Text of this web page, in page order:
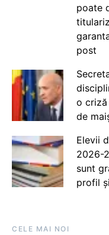
poate
post
o
de
Elevii
2026-
sunt
profil
CELE MAI NOI